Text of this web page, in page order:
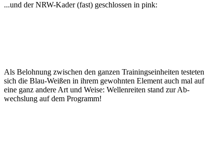
...und der NRW-Kader (fast) geschlossen in pink:
Als Belohnung zwischen den ganzen Trainings­ein­heiten testeten
sich die Blau-Weißen in ihrem ge­wohnten Element auch mal auf
eine ganz andere Art und Weise: Wellen­reiten stand zur Ab­
wechslung auf dem Pro­gramm!